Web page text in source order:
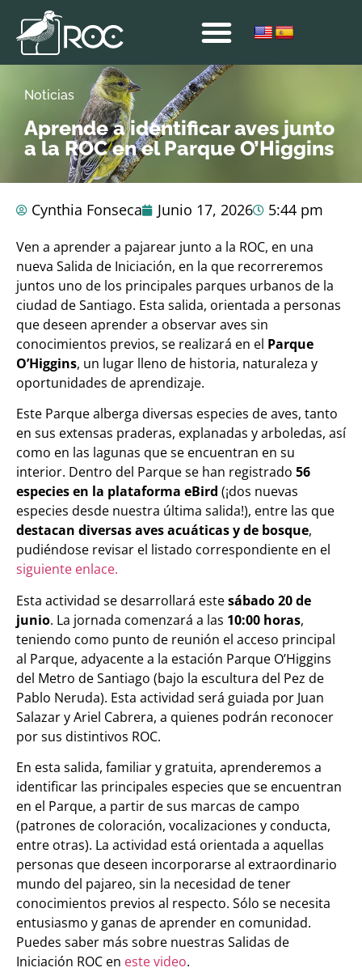
Noticias
Aprende a identificar aves junto
a la ROC en el Parque O’Higgins
Cynthia Fonseca Junio 17, 2026 5:44 pm
Ven a aprender a pajarear junto a la ROC, en una
nueva Salida de Iniciación, en la que recorreremos
juntos uno de los principales parques urbanos de la
ciudad de Santiago. Esta salida, orientada a personas
que deseen aprender a observar aves sin
conocimientos previos, se realizará en el Parque
O’Higgins, un lugar lleno de historia, naturaleza y
oportunidades de aprendizaje.
Este Parque alberga diversas especies de aves, tanto
en sus extensas praderas, explanadas y arboledas, así
como en las lagunas que se encuentran en su
interior. Dentro del Parque se han registrado 56
especies en la plataforma eBird (¡dos nuevas
especies desde nuestra última salida!), entre las que
destacan diversas aves acuáticas y de bosque,
pudiéndose revisar el listado correspondiente en el
siguiente enlace.
Esta actividad se desarrollará estesábado 20 de
junio. La jornada comenzará a las 10:00 horas,
teniendo como punto de reunión el acceso principal
al Parque, adyacente a la estación Parque O’Higgins
del Metro de Santiago (bajo la escultura del Pez de
Pablo Neruda). Esta actividad será guiada por Juan
Salazar y Ariel Cabrera, a quienes podrán reconocer
por sus distintivos ROC.
En esta salida, familiar y gratuita, aprenderemos a
identificar las principales especies que se encuentran
en el Parque, a partir de sus marcas de campo
(patrones de coloración, vocalizaciones y conducta,
entre otras). La actividad está orientada a aquellas
personas que deseen incorporarse al extraordinario
mundo del pajareo, sin la necesidad de tener
conocimientos previos al respecto. Sólo se necesita
entusiasmo y ganas de aprender en comunidad.
Puedes saber más sobre nuestras Salidas de
Iniciación ROC en este video.